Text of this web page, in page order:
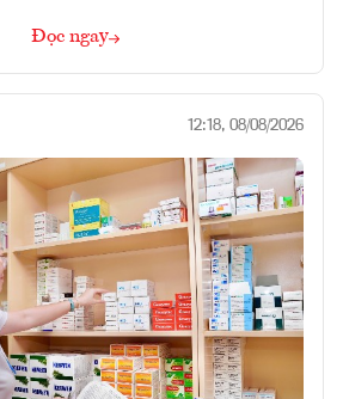
Đọc ngay
12:18, 08/08/2026